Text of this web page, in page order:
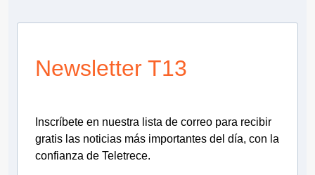
Newsletter T13
Inscríbete en nuestra lista de correo para recibir
gratis las noticias más importantes del día, con la
confianza de Teletrece.